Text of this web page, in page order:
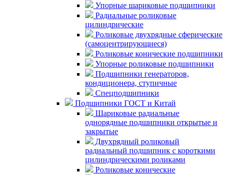
Упорные шариковые подшипники
Радиальные роликовые
цилиндрические
Роликовые двухрядные сферические
(самоцентрирующиеся)
Роликовые конические подшипники
Упорные роликовые подшипники
Подшипники генераторов,
кондиционера, ступичные
Спецподшипники
Подшипники ГОСТ и Китай
Шариковые радиальные
однорядные подшипники открытые и
закрытые
Двухрядный роликовый
радиальный подшипник с короткими
цилиндрическими роликами
Роликовые конические